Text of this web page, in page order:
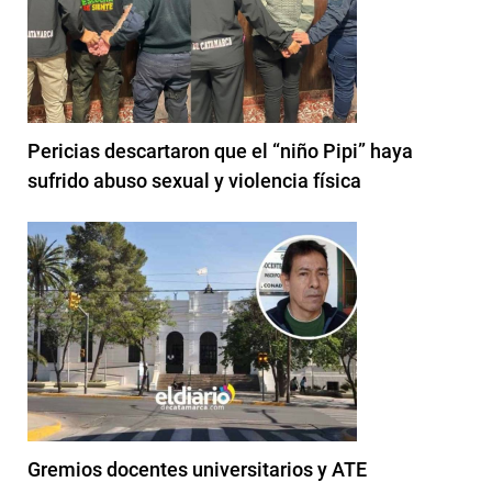
Pericias descartaron que el “niño Pipi” haya
sufrido abuso sexual y violencia física
Gremios docentes universitarios y ATE